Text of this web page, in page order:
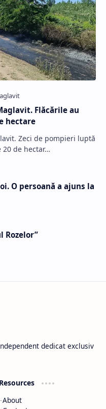
Flăcările au
hectare
Zeci de pompieri luptă
20 de hectar…
O persoană a ajuns la
Rozelor”
dedicat exclusiv
Resources
About